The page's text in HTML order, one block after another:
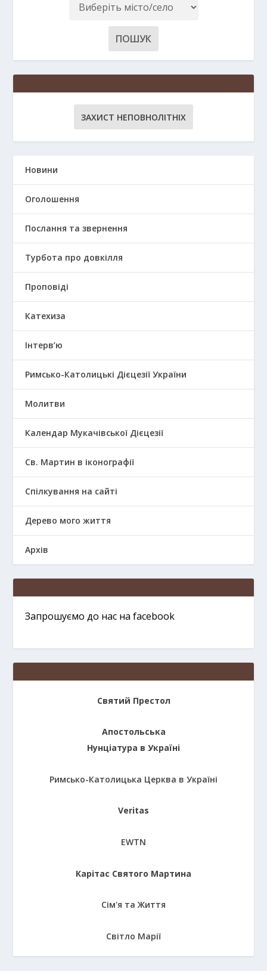
ЗАХИСТ НЕПОВНОЛІТНІХ
Новини
Оголошення
Послання та звернення
Турбота про довкілля
Проповіді
Катехиза
Інтерв’ю
Римсько-Католицькі Дієцезії України
Молитви
Календар Мукачівської Дієцезії
Св. Мартин в іконографії
Спілкування на сайті
Дерево мого життя
Архів
Запрошуємо до нас на facebook
Святий Престол
Апостольська
Нунціатура в Україні
Римсько-Католицька Церква в Україні
Veritas
EWTN
Карітас Святого Мартина
Сім'я та Життя
Світло Марії